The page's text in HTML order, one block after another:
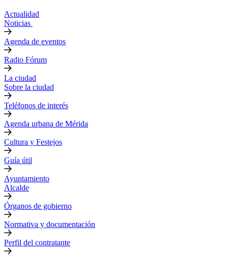
Actualidad
Noticias
Agenda de eventos
Radio Fórum
La ciudad
Sobre la ciudad
Teléfonos de interés
Agenda urbana de Mérida
Cultura y Festejos
Guía útil
Ayuntamiento
Alcalde
Órganos de gobierno
Normativa y documentación
Perfil del contratante